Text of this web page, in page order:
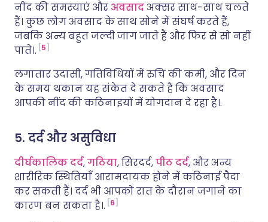
नींद की समस्याएं और अवसादअक्सर साथ-साथ चलते
हैं। कुछ लोग अवसाद के साथ सोने में संघर्ष करते हैं,
जबकि अन्य बहुत जल्दी जाग जाते हैं और फिर से सो नहीं
पाते।. 5
लगातार उदासी, गतिविधियों में रुचि की कमी, और दिन
के समय थकान यह संकेत दे सकते हैं कि अवसाद
आपकी नींद की कठिनाइयों में योगदान दे रहा है।.
5. दर्द और असुविधा
दीर्घकालिक दर्द,गठिया, सिरदर्द,पीठ दर्द, और अन्य
शारीरिक स्थितियाँ आरामदायक होने में कठिनाई पैदा
कर सकती हैं। दर्द भी आपको रात के दौरान जगाने का
कारण बन सकता है।. 6